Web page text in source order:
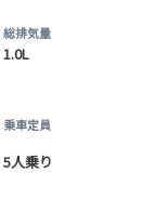
総排気量
1.0L
乗車定員
5人乗り